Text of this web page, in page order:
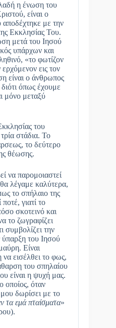
η ένωση του
είναι ο
αποδέχτηκε με την
Εκκλησίας Του.
μετά του Ιησού
υπάρχων και
«το φωτίζον
εις τον
είναι ο άνθρωπος
όπως έχουμε
μόνο μεταξύ
του
στάδια. Το
το δεύτερο
θέωσης.
να παρομοιαστεί
λέγαμε καλύτερα,
το σπήλαιο της
γιατί το
σκοτεινό και
το ζωγραφίζει
συμβολίζει την
του Ιησού
Είναι
να εισέλθει το φως,
του σπηλαίου
είναι η ψυχή μας.
οποίος, όταν
δωρίσει με το
τα εμά πταίσματα»